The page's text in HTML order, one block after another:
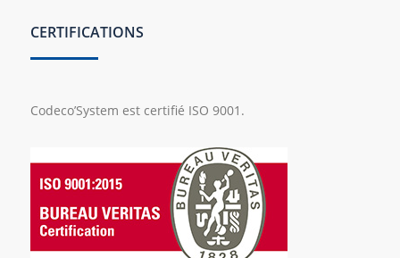
CERTIFICATIONS
Codeco’System est certifié ISO 9001.